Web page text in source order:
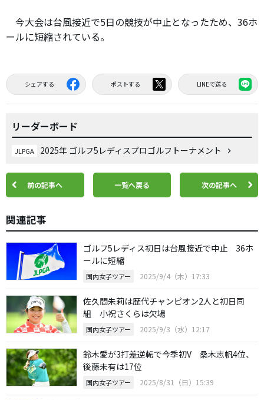
今大会は台風接近で5日の競技が中止となったため、36ホ
ールに短縮されている。
シェアする ポストする LINEで送る
リーダーボード
JLPGA 2025年 ゴルフ5レディスプロゴルフトーナメント
前の記事へ 一覧へ戻る 次の記事へ
関連記事
ゴルフ5レディス初日は台風接近で中止 36ホ
ールに短縮
国内女子ツアー 2025/9/4（木）17:33
佐久間朱莉は歴代チャンピオン2人と初日同
組 小祝さくらは欠場
国内女子ツアー 2025/9/3（水）12:17
鈴木愛が3打差逆転で今季初V 桑木志帆4位、
後藤未有は17位
国内女子ツアー 2025/8/31（日）15:39